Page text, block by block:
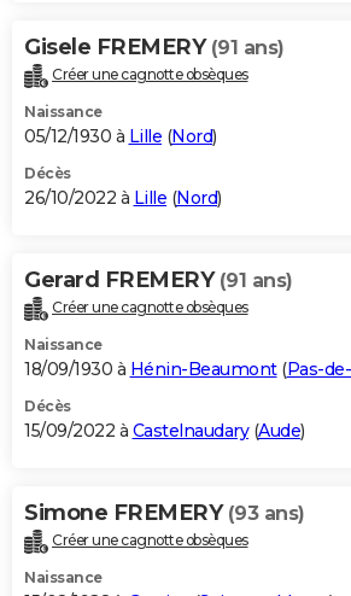
Gisele FREMERY (91 ans)
Créer une cagnotte obsèques
Naissance
05/12/1930 à Lille (Nord)
Décès
26/10/2022 à Lille (Nord)
Gerard FREMERY (91 ans)
Créer une cagnotte obsèques
Naissance
18/09/1930 à Hénin-Beaumont(Pas-
Décès
15/09/2022 à Castelnaudary(Aude)
Simone FREMERY (93 ans)
Créer une cagnotte obsèques
Naissance